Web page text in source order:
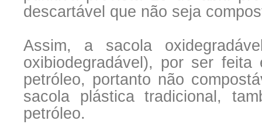
descartável que não seja
Assim, a sacola
oxibiodegradável), por ser
petróleo, portanto não
sacola plástica tradicional,
petróleo.